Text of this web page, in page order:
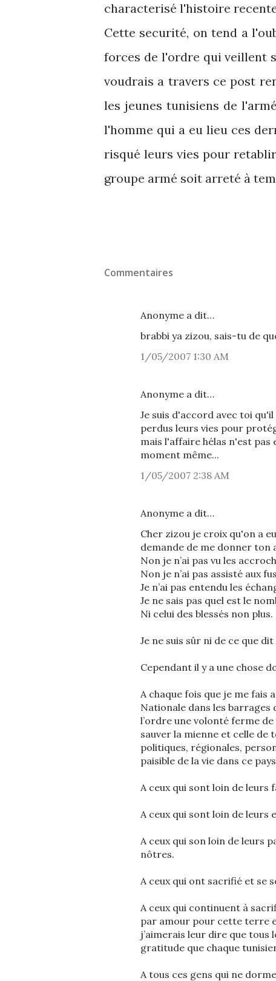
characterisé l'histoire
Cette securité, on tend a
forces de l'ordre qui veillent
voudrais a travers ce post
les jeunes tunisiens de
l'homme qui a eu lieu ces
risqué leurs vies pour
groupe armé soit arreté à
Commentaires
Anonyme a dit…
brabbi ya zizou, sais-tu de
1/05/2007 1:30 AM
Anonyme a dit…
Je suis d'accord avec toi
perdus leurs vies pour
mais l'affaire hélas n'est
moment même...
1/05/2007 2:38 AM
Anonyme a dit…
Cher zizou je croix qu'on a
demande de me donner ton
Non je n’ai pas vu les
Non je n’ai pas assisté aux
Je n’ai pas entendu les
Je ne sais pas quel est le
Ni celui des blessés non plus.
Je ne suis sûr ni de ce que
Cependant il y a une chose
A chaque fois que je me fais
Nationale dans les barrages
l’ordre une volonté ferme
sauver la mienne et celle de
politiques, régionales,
paisible de la vie dans ce
A ceux qui sont loin de leurs
A ceux qui sont loin de leurs
A ceux qui son loin de leurs
nôtres.
A ceux qui ont sacrifié et se
A ceux qui continuent à
par amour pour cette terre
j’aimerais leur dire que
gratitude que chaque
A tous ces gens qui ne